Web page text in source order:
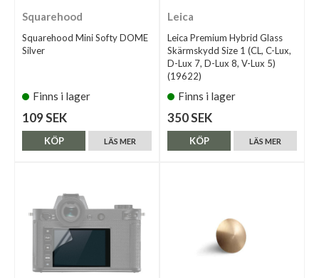
Squarehood
Squarehood Mini Softy DOME
Silver
Finns i lager
109 SEK
LÄS MER
KÖP
Leica
Leica Premium Hybrid Glass
Skärmskydd Size 1 (CL, C-Lux,
D-Lux 7, D-Lux 8, V-Lux 5)
(19622)
Finns i lager
350 SEK
LÄS MER
KÖP